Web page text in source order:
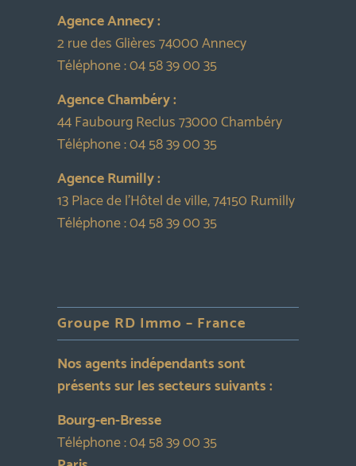
Agence Annecy :
2 rue des Glières 74000 Annecy
Téléphone :04 58 39 00 35
Agence Chambéry :
44 Faubourg Reclus 73000 Chambéry
Téléphone :04 58 39 00 35
Agence Rumilly :
13 Place de l’Hôtel de ville, 74150 Rumilly
Téléphone :04 58 39 00 35
Groupe RD Immo – France
Nos agents indépendants sont
présents sur les secteurs suivants :
Bourg-en-Bresse
Téléphone :04 58 39 00 35